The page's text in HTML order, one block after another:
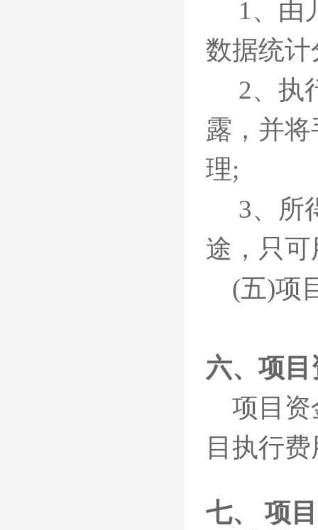
1、由
数据统计
2、执
露，并
理;
3、所
途，只
(五)项
六、项
项目资
目执行
七、
项